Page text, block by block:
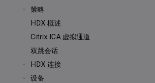
策略
HDX 概述
Citrix ICA 虚拟通道
双跳会话
HDX 连接
设备